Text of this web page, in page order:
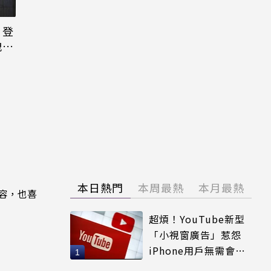
，也喜 本日熱門 本周最熱 本月最熱
超煩！YouTube新型
「小視窗廣告」惹怨
iPhone用戶無需會員